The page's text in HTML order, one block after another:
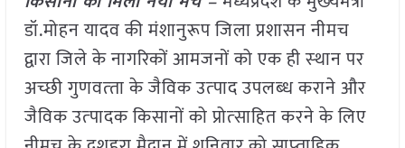
डॉ.मोहन यादव की मंशानुरूप जिला प्रशासन नीमच
द्वारा जिले के नागरिकों आमजनों को एक ही स्‍थान पर
अच्‍छी गुणवत्‍ता के जैविक उत्‍पाद उपलब्‍ध कराने और
जैविक उत्‍पादक किसानों को प्रोत्‍साहित करने के लिए